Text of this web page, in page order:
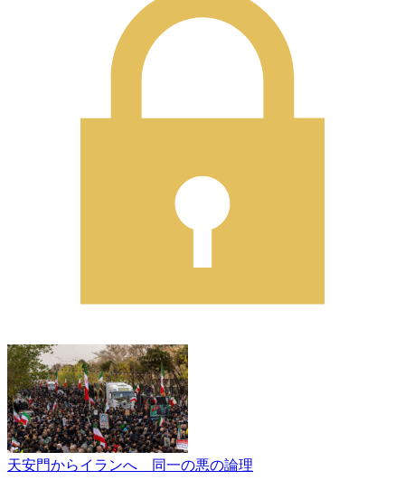
天安門からイランへ 同一の悪の論理